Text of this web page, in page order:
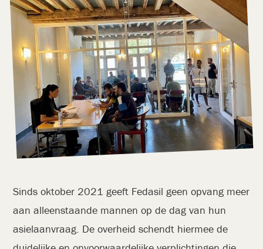
Sinds oktober 2021 geeft Fedasil geen opvang meer
aan alleenstaande mannen op de dag van hun
asielaanvraag. De overheid schendt hiermee de